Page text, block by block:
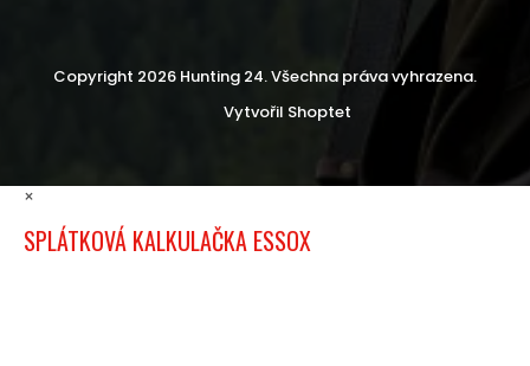
Vytvořil Shoptet
Copyright 2026 Hunting 24. Všechna práva vyhrazena.
×
SPLÁTKOVÁ KALKULAČKA ESSOX